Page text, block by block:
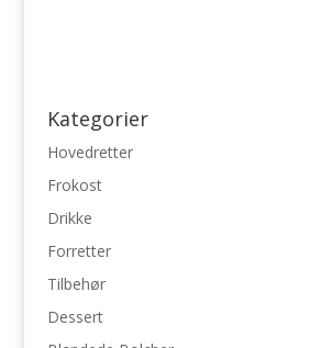
Kategorier
Hovedretter
Frokost
Drikke
Forretter
Tilbehør
Dessert